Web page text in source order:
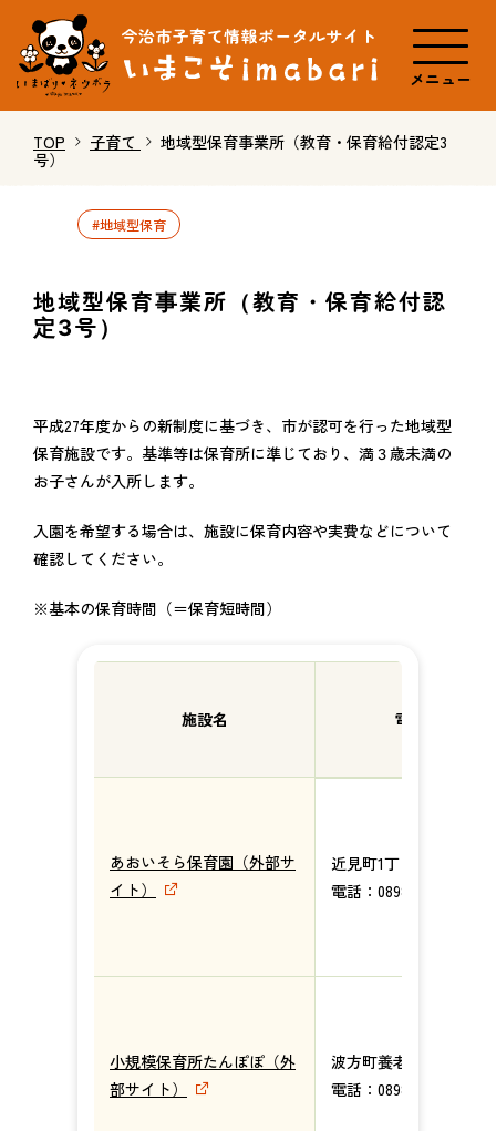
メニュー
TOP 子育て
地域型保育事業所（教育・保育給付認定3
号）
#地域型保育
地域型保育事業所（教育・保育給付認
定3号）
平成27年度からの新制度に基づき、市が認可を行った地域型
保育施設です。基準等は保育所に準じており、満３歳未満の
お子さんが入所します。
入園を希望する場合は、施設に保育内容や実費などについて
確認してください。
※基本の保育時間（＝保育短時間）
施設名
電話番号
あおいそら保育園（外部サ
イト）
近見町1丁目3番8号
電話：0898-35-4766
小規模保育所たんぽぽ（外
部サイト）
波方町養老甲764番地1
電話：0898-41-8622